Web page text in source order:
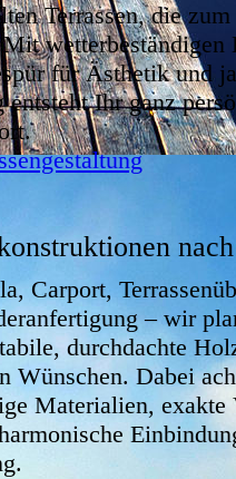
Terrassen, die
wetterbeständigen
für Ästhetik und
entsteht Ihr ganz
Carport,
– wir
durchdachte
Wünschen. Dabei
Materialien, exakte